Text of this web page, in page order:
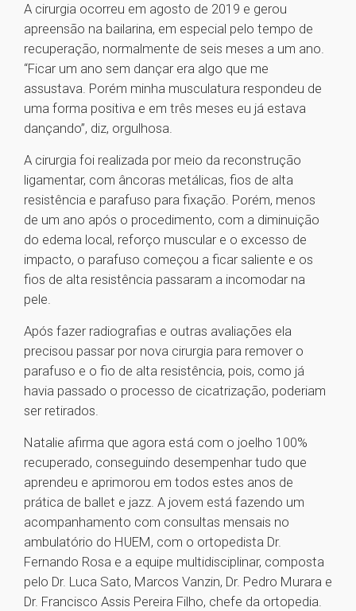
A cirurgia ocorreu em agosto de 2019 e gerou
apreensão na bailarina, em especial pelo tempo de
recuperação, normalmente de seis meses a um ano.
“Ficar um ano sem dançar era algo que me
assustava. Porém minha musculatura respondeu de
uma forma positiva e em três meses eu já estava
dançando”, diz, orgulhosa.
A cirurgia foi realizada por meio da reconstrução
ligamentar, com âncoras metálicas, fios de alta
resistência e parafuso para fixação. Porém, menos
de um ano após o procedimento, com a diminuição
do edema local, reforço muscular e o excesso de
impacto, o parafuso começou a ficar saliente e os
fios de alta resistência passaram a incomodar na
pele.
Após fazer radiografias e outras avaliações ela
precisou passar por nova cirurgia para remover o
parafuso e o fio de alta resistência, pois, como já
havia passado o processo de cicatrização, poderiam
ser retirados.
Natalie afirma que agora está com o joelho 100%
recuperado, conseguindo desempenhar tudo que
aprendeu e aprimorou em todos estes anos de
prática de ballet e jazz. A jovem está fazendo um
acompanhamento com consultas mensais no
ambulatório do HUEM, com o ortopedista Dr.
Fernando Rosa e a equipe multidisciplinar, composta
pelo Dr. Luca Sato, Marcos Vanzin, Dr. Pedro Murara e
Dr. Francisco Assis Pereira Filho, chefe da ortopedia.